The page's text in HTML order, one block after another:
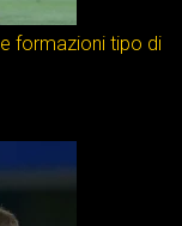
formazioni tipo di